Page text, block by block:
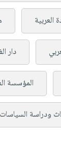
العربية
دار
المؤسسة
ودراسة السياسات